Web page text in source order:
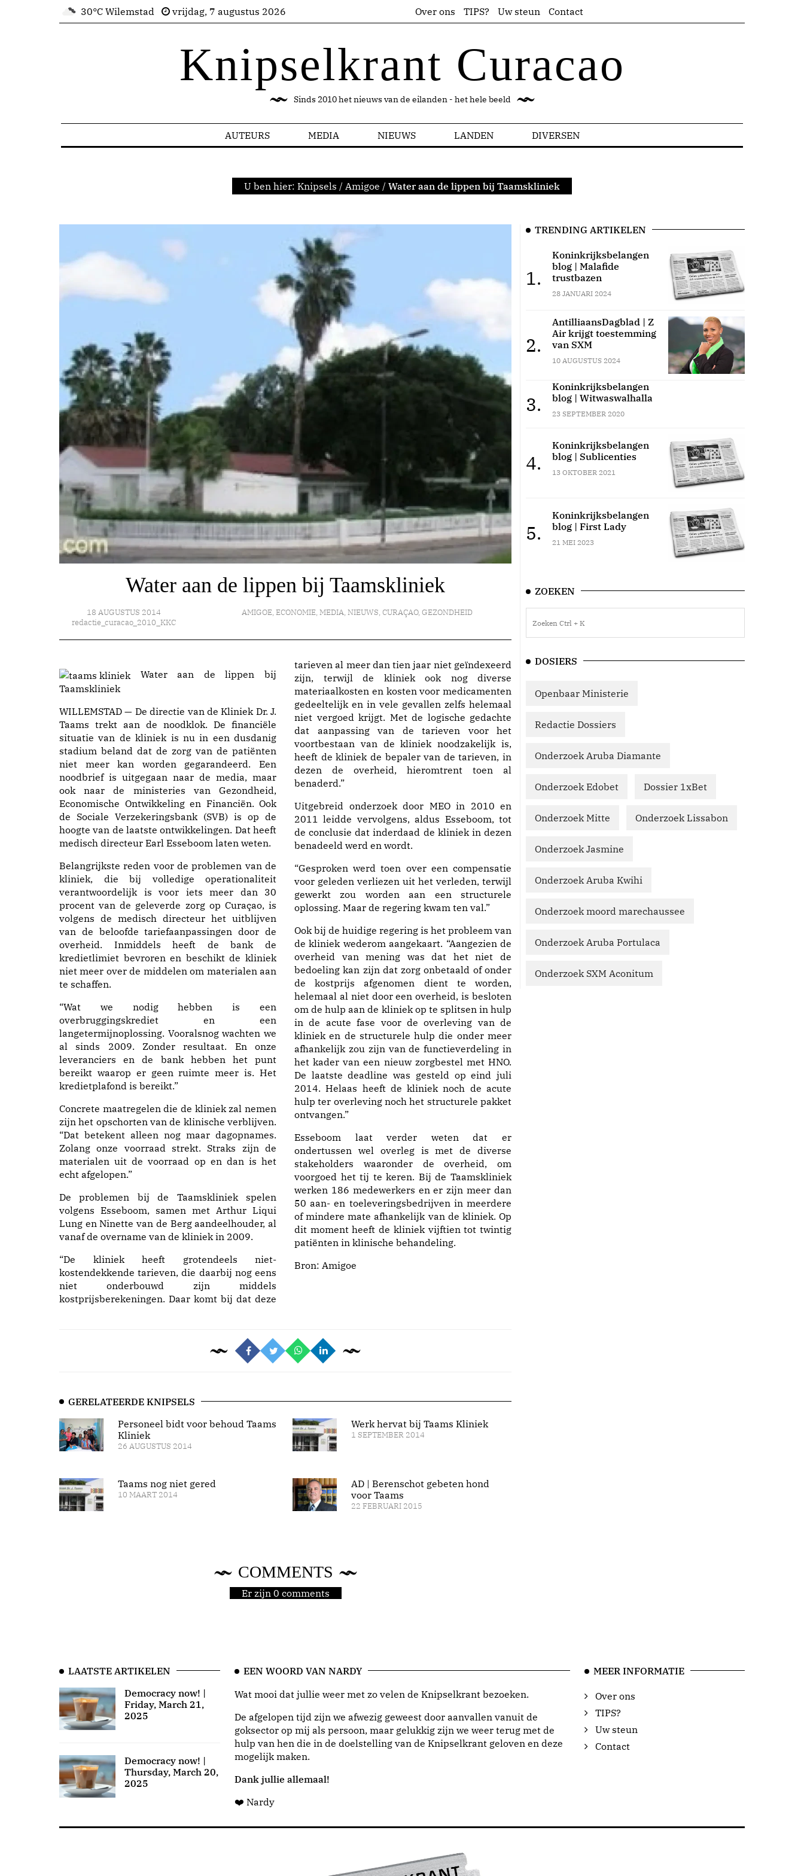
30°C Wilemstad vrijdag, 7 augustus 2026 Over ons TIPS? Uw steun Contact
Knipselkrant Curacao
Sinds 2010 het nieuws van de eilanden - het hele beeld
AUTEURS MEDIA NIEUWS LANDEN DIVERSEN
U ben hier: Knipsels / Amigoe / Water aan de lippen bij Taamskliniek
Water aan de lippen bij Taamskliniek
18 AUGUSTUS 2014
redactie_curacao_2010_KKC
AMIGOE, ECONOMIE, MEDIA, NIEUWS, CURAÇAO, GEZONDHEID
Water aan de lippen bij
Taamskliniek
WILLEMSTAD — De directie van de Kliniek Dr. J.
Taams trekt aan de noodklok. De financiële
situatie van de kliniek is nu in een dusdanig
stadium beland dat de zorg van de patiënten
niet meer kan worden gegarandeerd. Een
noodbrief is uitgegaan naar de media, maar
ook naar de ministeries van Gezondheid,
Economische Ontwikkeling en Financiën. Ook
de Sociale Verzekeringsbank (SVB) is op de
hoogte van de laatste ontwikkelingen. Dat heeft
medisch directeur Earl Esseboom laten weten.
Belangrijkste reden voor de problemen van de
kliniek, die bij volledige operationaliteit
verantwoordelijk is voor iets meer dan 30
procent van de geleverde zorg op Curaçao, is
volgens de medisch directeur het uitblijven
van de beloofde tariefaanpassingen door de
overheid. Inmiddels heeft de bank de
kredietlimiet bevroren en beschikt de kliniek
niet meer over de middelen om materialen aan
te schaffen.
“Wat we nodig hebben is een
overbruggingskrediet en een
langetermijnoplossing. Vooralsnog wachten we
al sinds 2009. Zonder resultaat. En onze
leveranciers en de bank hebben het punt
bereikt waarop er geen ruimte meer is. Het
kredietplafond is bereikt.”
Concrete maatregelen die de kliniek zal nemen
zijn het opschorten van de klinische verblijven.
“Dat betekent alleen nog maar dagopnames.
Zolang onze voorraad strekt. Straks zijn de
materialen uit de voorraad op en dan is het
echt afgelopen.”
De problemen bij de Taamskliniek spelen
volgens Esseboom, samen met Arthur Liqui
Lung en Ninette van de Berg aandeelhouder, al
vanaf de overname van de kliniek in 2009.
“De kliniek heeft grotendeels niet-
kostendekkende tarieven, die daarbij nog eens
niet onderbouwd zijn middels
kostprijsberekeningen. Daar komt bij dat deze
tarieven al meer dan tien jaar niet geïndexeerd
zijn, terwijl de kliniek ook nog diverse
materiaalkosten en kosten voor medicamenten
gedeeltelijk en in vele gevallen zelfs helemaal
niet vergoed krijgt. Met de logische gedachte
dat aanpassing van de tarieven voor het
voortbestaan van de kliniek noodzakelijk is,
heeft de kliniek de bepaler van de tarieven, in
dezen de overheid, hieromtrent toen al
benaderd.”
Uitgebreid onderzoek door MEO in 2010 en
2011 leidde vervolgens, aldus Esseboom, tot
de conclusie dat inderdaad de kliniek in dezen
benadeeld werd en wordt.
“Gesproken werd toen over een compensatie
voor geleden verliezen uit het verleden, terwijl
gewerkt zou worden aan een structurele
oplossing. Maar de regering kwam ten val.”
Ook bij de huidige regering is het probleem van
de kliniek wederom aangekaart. “Aangezien de
overheid van mening was dat het niet de
bedoeling kan zijn dat zorg onbetaald of onder
de kostprijs afgenomen dient te worden,
helemaal al niet door een overheid, is besloten
om de hulp aan de kliniek op te splitsen in hulp
in de acute fase voor de overleving van de
kliniek en de structurele hulp die onder meer
afhankelijk zou zijn van de functieverdeling in
het kader van een nieuw zorgbestel met HNO.
De laatste deadline was gesteld op eind juli
2014. Helaas heeft de kliniek noch de acute
hulp ter overleving noch het structurele pakket
ontvangen.”
Esseboom laat verder weten dat er
ondertussen wel overleg is met de diverse
stakeholders waaronder de overheid, om
voorgoed het tij te keren. Bij de Taamskliniek
werken 186 medewerkers en er zijn meer dan
50 aan- en toeleveringsbedrijven in meerdere
of mindere mate afhankelijk van de kliniek. Op
dit moment heeft de kliniek vijftien tot twintig
patiënten in klinische behandeling.
Bron: Amigoe
GERELATEERDE KNIPSELS
Personeel bidt voor behoud Taams
Kliniek
26 AUGUSTUS 2014
Taams nog niet gered
10 MAART 2014
Werk hervat bij Taams Kliniek
1 SEPTEMBER 2014
AD | Berenschot gebeten hond
voor Taams
22 FEBRUARI 2015
COMMENTS
Er zijn 0 comments
TRENDING ARTIKELEN
1.
Koninkrijksbelangen
blog | Malafide
trustbazen
28 JANUARI 2024
2.
AntilliaansDagblad | Z
Air krijgt toestemming
van SXM
10 AUGUSTUS 2024
3.
Koninkrijksbelangen
blog | Witwaswalhalla
23 SEPTEMBER 2020
4.
Koninkrijksbelangen
blog | Sublicenties
13 OKTOBER 2021
5.
Koninkrijksbelangen
blog | First Lady
21 MEI 2023
ZOEKEN
DOSIERS
Openbaar Ministerie
Redactie Dossiers
Onderzoek Aruba Diamante
Onderzoek Edobet Dossier 1xBet
Onderzoek Mitte Onderzoek Lissabon
Onderzoek Jasmine
Onderzoek Aruba Kwihi
Onderzoek moord marechaussee
Onderzoek Aruba Portulaca
Onderzoek SXM Aconitum
LAATSTE ARTIKELEN
Democracy now! |
Friday, March 21,
2025
Democracy now! |
Thursday, March 20,
2025
EEN WOORD VAN NARDY
Wat mooi dat jullie weer met zo velen de Knipselkrant bezoeken.
De afgelopen tijd zijn we afwezig geweest door aanvallen vanuit de
goksector op mij als persoon, maar gelukkig zijn we weer terug met de
hulp van hen die in de doelstelling van de Knipselkrant geloven en deze
mogelijk maken.
Dank jullie allemaal!
❤️ Nardy
MEER INFORMATIE
Over ons
TIPS?
Uw steun
Contact